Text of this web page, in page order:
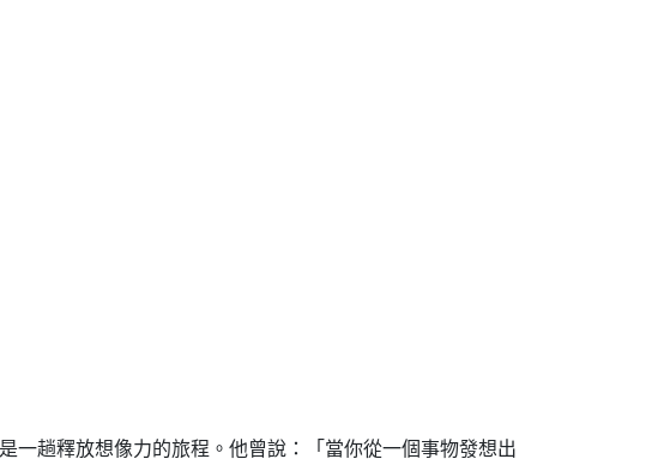
一趟釋放想像力的旅程。他曾說：「當你從一個事物發想出